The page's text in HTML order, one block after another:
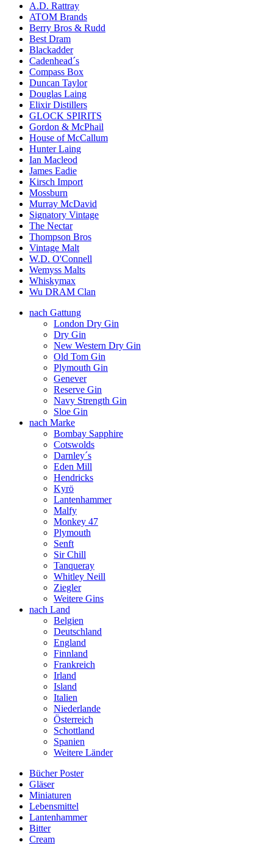
A.D. Rattray
ATOM Brands
Berry Bros & Rudd
Best Dram
Blackadder
Cadenhead´s
Compass Box
Duncan Taylor
Douglas Laing
Elixir Distillers
GLOCK SPIRITS
Gordon & McPhail
House of McCallum
Hunter Laing
Ian Macleod
James Eadie
Kirsch Import
Mossburn
Murray McDavid
Signatory Vintage
The Nectar
Thompson Bros
Vintage Malt
W.D. O'Connell
Wemyss Malts
Whiskymax
Wu DRAM Clan
nach Gattung
London Dry Gin
Dry Gin
New Western Dry Gin
Old Tom Gin
Plymouth Gin
Genever
Reserve Gin
Navy Strength Gin
Sloe Gin
nach Marke
Bombay Sapphire
Cotswolds
Darnley´s
Eden Mill
Hendricks
Kyrö
Lantenhammer
Malfy
Monkey 47
Plymouth
Senft
Sir Chill
Tanqueray
Whitley Neill
Ziegler
Weitere Gins
nach Land
Belgien
Deutschland
England
Finnland
Frankreich
Irland
Island
Italien
Niederlande
Österreich
Schottland
Spanien
Weitere Länder
Bücher Poster
Gläser
Miniaturen
Lebensmittel
Lantenhammer
Bitter
Cream